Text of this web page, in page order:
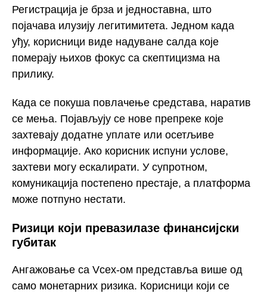
Регистрација је брза и једноставна, што
појачава илузију легитимитета. Једном када
уђу, корисници виде надуване салда које
померају њихов фокус са скептицизма на
прилику.
Када се покуша повлачење средстава, наратив
се мења. Појављују се нове препреке које
захтевају додатне уплате или осетљиве
информације. Ако корисник испуни услове,
захтеви могу ескалирати. У супротном,
комуникација постепено престаје, а платформа
може потпуно нестати.
Ризици који превазилазе финансијски
губитак
Ангажовање са Vcex-ом представља више од
само монетарних ризика. Корисници који се